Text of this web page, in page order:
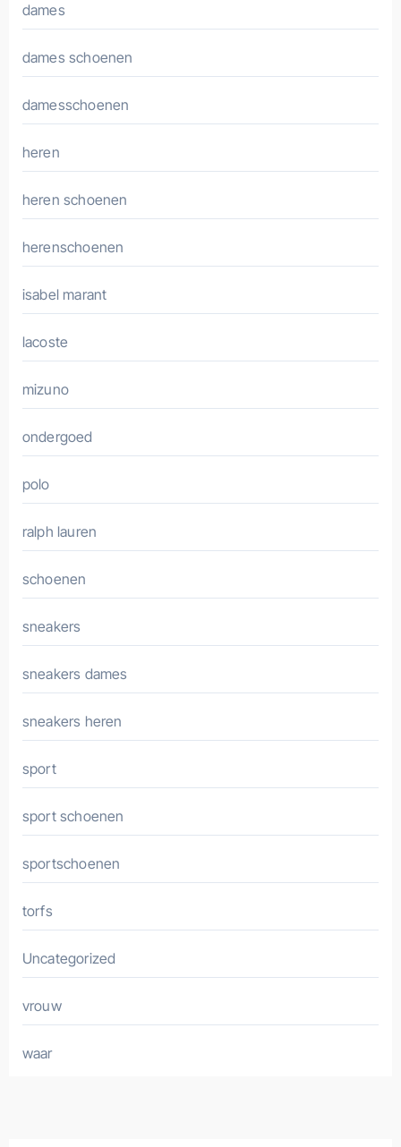
dames
dames schoenen
damesschoenen
heren
heren schoenen
herenschoenen
isabel marant
lacoste
mizuno
ondergoed
polo
ralph lauren
schoenen
sneakers
sneakers dames
sneakers heren
sport
sport schoenen
sportschoenen
torfs
Uncategorized
vrouw
waar